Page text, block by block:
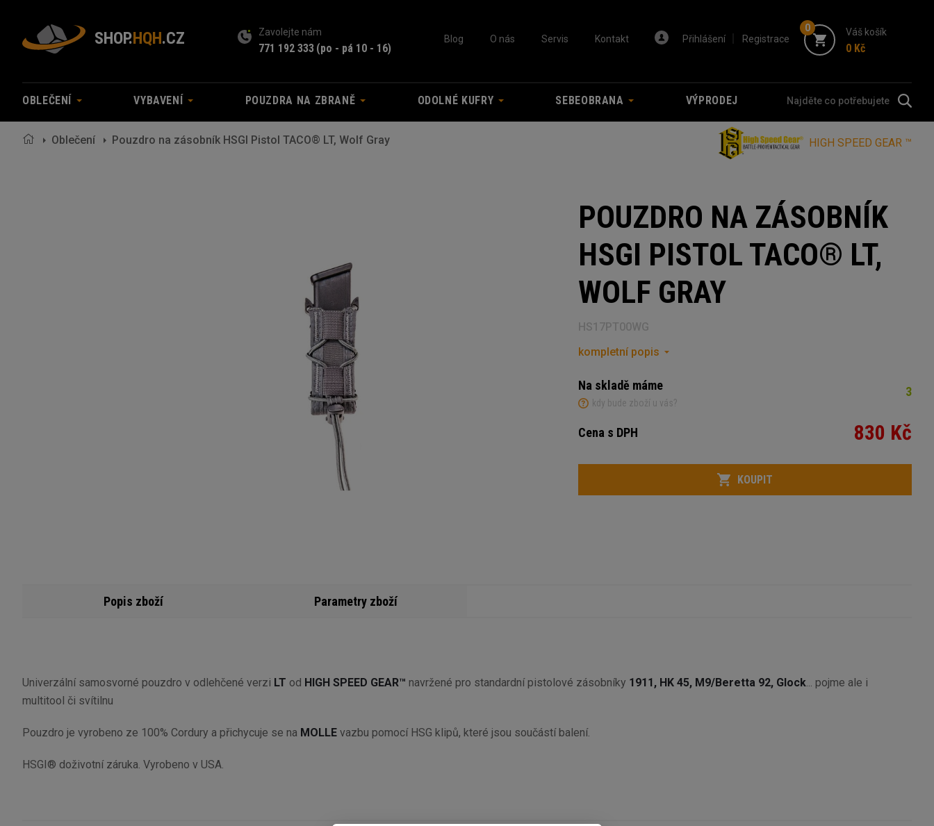
SHOP.HQH.CZ Zavolejte nám
771 192 333 (po - pá 10 - 16)
Blog O nás Servis Kontakt Přihlášení Registrace
0 Váš košík
0 Kč
OBLEČENÍ VYBAVENÍ POUZDRA NA ZBRANĚ ODOLNÉ KUFRY SEBEOBRANA VÝPRODEJ
Oblečení Pouzdro na zásobník HSGI Pistol TACO® LT, Wolf Gray HIGH SPEED GEAR ™
POUZDRO NA ZÁSOBNÍK
HSGI PISTOL TACO® LT,
WOLF GRAY
HS17PT00WG
kompletní popis
Na skladě máme
kdy bude zboží u vás?
3
Cena s DPH 830 Kč
Počet
KOUPIT
Popis zboží Parametry zboží
Univerzální samosvorné pouzdro v odlehčené verzi LT od HIGH SPEED GEAR™ navržené pro standardní pistolové zásobníky 1911, HK 45, M9/Beretta 92, Glock... pojme ale i
multitool či svítilnu
Pouzdro je vyrobeno ze 100% Cordury a přichycuje se na MOLLE vazbu pomocí HSG klipů, které jsou součástí balení.
HSGI® doživotní záruka. Vyrobeno v USA.